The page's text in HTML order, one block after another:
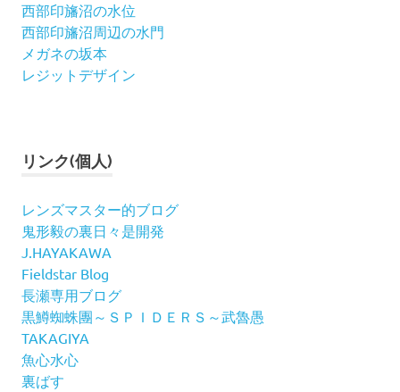
西部印旛沼の水位
西部印旛沼周辺の水門
メガネの坂本
レジットデザイン
リンク(個人)
レンズマスター的ブログ
鬼形毅の裏日々是開発
J.HAYAKAWA
Fieldstar Blog
長瀬専用ブログ
黒鱒蜘蛛團～ＳＰＩＤＥＲＳ～武魯愚
TAKAGIYA
魚心水心
裏ばす